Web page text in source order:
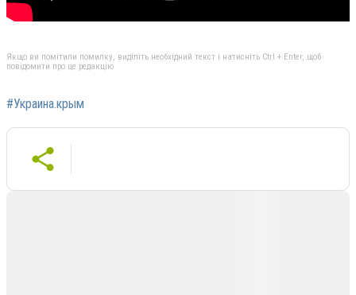
Якщо ви помітили помилку, виділіть необхідний текст і натисніть Ctrl + Enter, щоб
повідомити про це редакцію
#Украина.крым